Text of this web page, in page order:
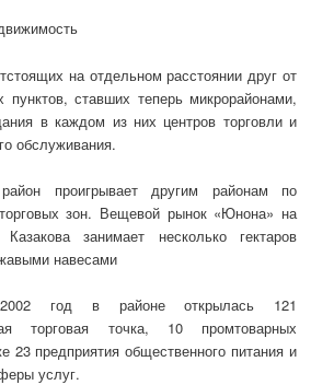
на отдельном расстоянии друг от
пунктов, ставших теперь микрорайонами,
в каждом из них центров торговли и
обслуживания.
район проигрывает другим районам по
торговых зон. Вещевой рынок «Юнона» на
занимает несколько гектаров
навесами
год в районе открылась 121
торговая точка, 10 промтоварных
23 предприятия общественного питания и
услуг.